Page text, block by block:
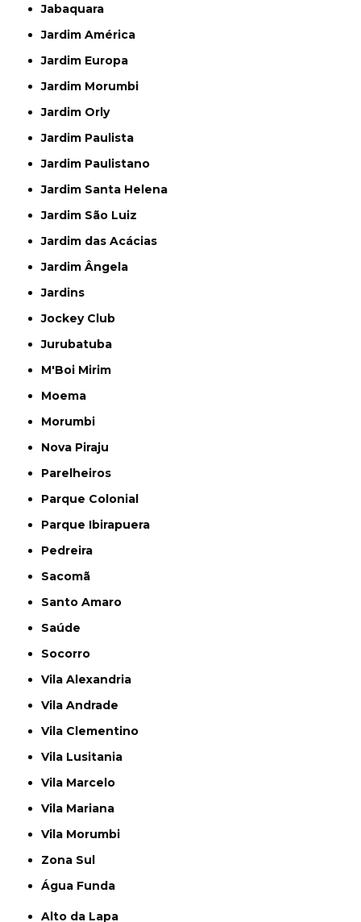
Jabaquara
Jardim América
Jardim Europa
Jardim Morumbi
Jardim Orly
Jardim Paulista
Jardim Paulistano
Jardim Santa Helena
Jardim São Luiz
Jardim das Acácias
Jardim Ângela
Jardins
Jockey Club
Jurubatuba
M'Boi Mirim
Moema
Morumbi
Nova Piraju
Parelheiros
Parque Colonial
Parque Ibirapuera
Pedreira
Sacomã
Santo Amaro
Saúde
Socorro
Vila Alexandria
Vila Andrade
Vila Clementino
Vila Lusitania
Vila Marcelo
Vila Mariana
Vila Morumbi
Zona Sul
Água Funda
Alto da Lapa